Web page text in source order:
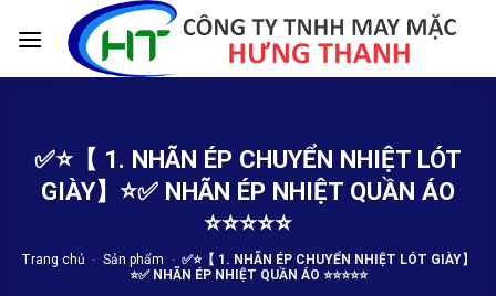
✅⭐️【 1. NHÃN ÉP CHUYỂN NHIỆT LÓT
GIÀY】⭐️✅ NHÃN ÉP NHIỆT QUẦN ÁO
⭐️⭐️⭐️⭐️⭐️
Trang chủ - Sản phẩm - ✅⭐️【 1. NHÃN ÉP CHUYỂN NHIỆT LÓT GIÀY】
⭐️✅ NHÃN ÉP NHIỆT QUẦN ÁO ⭐️⭐️⭐️⭐️⭐️